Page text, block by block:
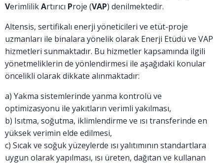
VerimlilikArtırıcı Proje (VAP) denilmektedir.
Altensis, sertifikalı enerji yöneticileri ve etüt-proje
uzmanları ile binalara yönelik olarak Enerji Etüdü ve VAP
hizmetleri sunmaktadır. Bu hizmetler kapsamında ilgili
yönetmeliklerin de yönlendirmesi ile aşağıdaki konular
öncelikli olarak dikkate alınmaktadır:
a) Yakma sistemlerinde yanma kontrolü ve
optimizasyonu ile yakıtların verimli yakılması,
b) Isıtma, soğutma, iklimlendirme ve ısı transferinde en
yüksek verimin elde edilmesi,
c) Sıcak ve soğuk yüzeylerde ısı yalıtımının standartlara
uygun olarak yapılması, ısı üreten, dağıtan ve kullanan